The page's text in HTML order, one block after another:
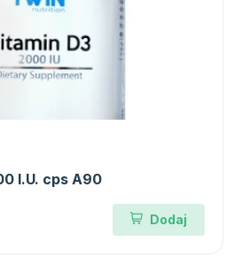
I.U. cps A90
Dodaj